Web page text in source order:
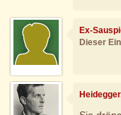
Ex-
Dieser
Heidegger